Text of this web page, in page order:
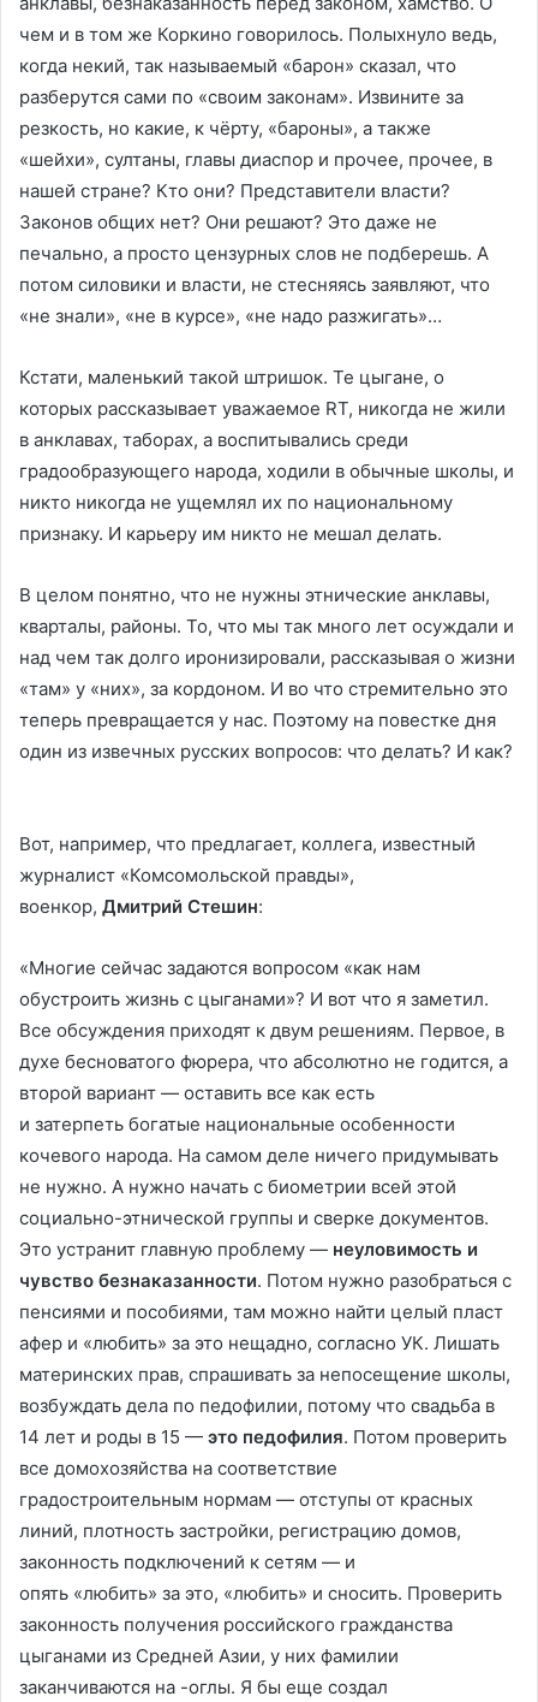
чем и в том же Коркино говорилось. Полыхнуло ведь,
когда некий, так называемый «барон» сказал, что
разберутся сами по «своим законам». Извините за
резкость, но какие, к чёрту, «бароны», а также
«шейхи», султаны, главы диаспор и прочее, прочее, в
нашей стране? Кто они? Представители власти?
Законов общих нет? Они решают? Это даже не
печально, а просто цензурных слов не подберешь. А
потом силовики и власти, не стесняясь заявляют, что
«не знали», «не в курсе», «не надо разжигать»…
Кстати, маленький такой штришок. Те цыгане, о
которых рассказывает уважаемое RT, никогда не жили
в анклавах, таборах, а воспитывались среди
градообразующего народа, ходили в обычные школы, и
никто никогда не ущемлял их по национальному
признаку. И карьеру им никто не мешал делать.
В целом понятно, что не нужны этнические анклавы,
кварталы, районы. То, что мы так много лет осуждали и
над чем так долго иронизировали, рассказывая о жизни
«там» у «них», за кордоном. И во что стремительно это
теперь превращается у нас. Поэтому на повестке дня
один из извечных русских вопросов: что делать? И как?
Вот, например, что предлагает, коллега, известный
журналист «Комсомольской правды»,
военкор, Дмитрий Стешин:
«Многие сейчас задаются вопросом «как нам
обустроить жизнь с цыганами»? И вот что я заметил.
Все обсуждения приходят к двум решениям. Первое, в
духе бесноватого фюрера, что абсолютно не годится, а
второй вариант — оставить все как есть
и затерпеть богатые национальные особенности
кочевого народа. На самом деле ничего придумывать
не нужно. А нужно начать с биометрии всей этой
социально-этнической группы и сверке документов.
Это устранит главную проблему — неуловимость и
чувство безнаказанности. Потом нужно разобраться с
пенсиями и пособиями, там можно найти целый пласт
афер и «любить» за это нещадно, согласно УК. Лишать
материнских прав, спрашивать за непосещение школы,
возбуждать дела по педофилии, потому что свадьба в
14 лет и роды в 15 — это педофилия. Потом проверить
все домохозяйства на соответствие
градостроительным нормам — отступы от красных
линий, плотность застройки, регистрацию домов,
законность подключений к сетям — и
опять «любить» за это, «любить» и сносить. Проверить
законность получения российского гражданства
цыганами из Средней Азии, у них фамилии
заканчиваются на -оглы. Я бы еще создал